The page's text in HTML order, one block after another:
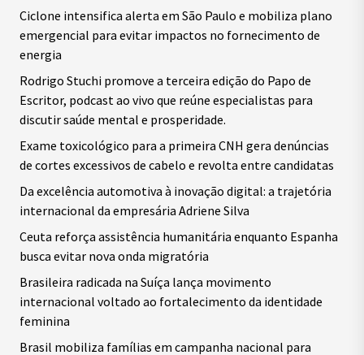
Ciclone intensifica alerta em São Paulo e mobiliza plano
emergencial para evitar impactos no fornecimento de
energia
Rodrigo Stuchi promove a terceira edição do Papo de
Escritor, podcast ao vivo que reúne especialistas para
discutir saúde mental e prosperidade.
Exame toxicológico para a primeira CNH gera denúncias
de cortes excessivos de cabelo e revolta entre candidatas
Da excelência automotiva à inovação digital: a trajetória
internacional da empresária Adriene Silva
Ceuta reforça assistência humanitária enquanto Espanha
busca evitar nova onda migratória
Brasileira radicada na Suíça lança movimento
internacional voltado ao fortalecimento da identidade
feminina
Brasil mobiliza famílias em campanha nacional para